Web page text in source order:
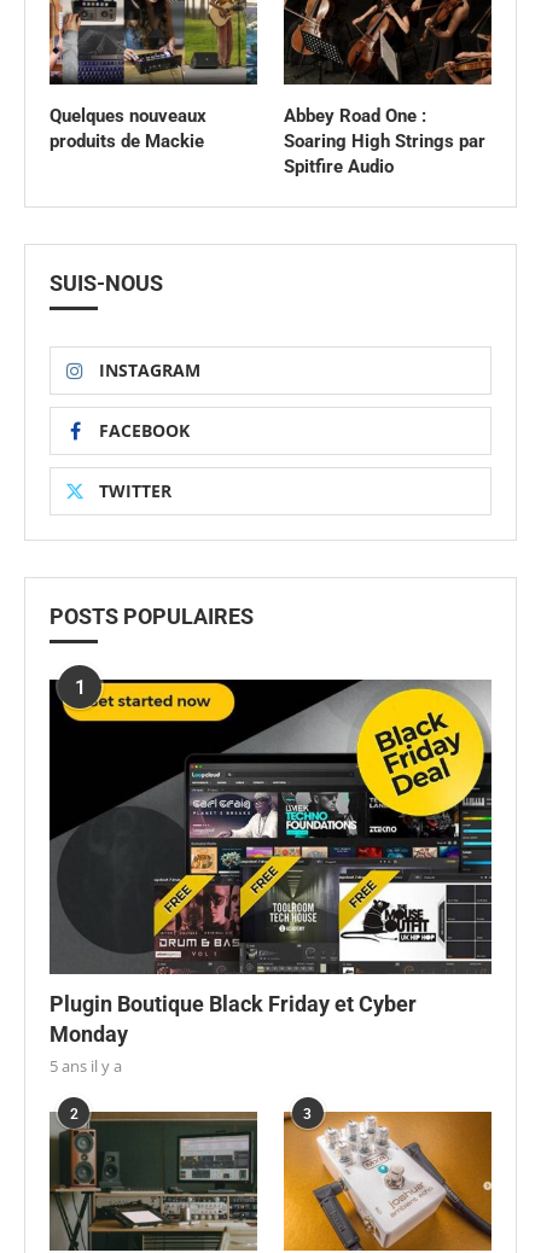
Quelques nouveaux
produits de Mackie
Abbey Road One :
Soaring High Strings par
Spitfire Audio
SUIS-NOUS
INSTAGRAM
FACEBOOK
TWITTER
POSTS POPULAIRES
1
Plugin Boutique Black Friday et Cyber
Monday
5 ans il y a
2 3